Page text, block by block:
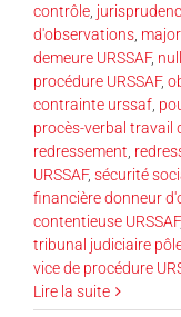
contrôle
d'observations
demeure URSSAF,
procédure URSSAF,
contrainte urssaf
procès-verbal travail
redressement
URSSAF, sécurité
financière donneur
contentieuse URSSAF,
tribunal judiciaire
vice de procédure
Lire la suite